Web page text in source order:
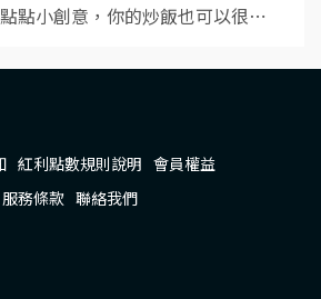
點小創意，你的炒飯也可以很⋯
紅利點數規則說明 會員權益
服務條款 聯絡我們